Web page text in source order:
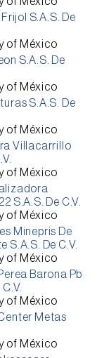
S.A.S. De
of México
S.A.S. De
of México
S.A.S. De
of México
Villacarrillo
of México
S.A.S. De C.V.
of México
Minepris De
S.A.S. De C.V.
of México
Barona Pb
of México
Metas
of México